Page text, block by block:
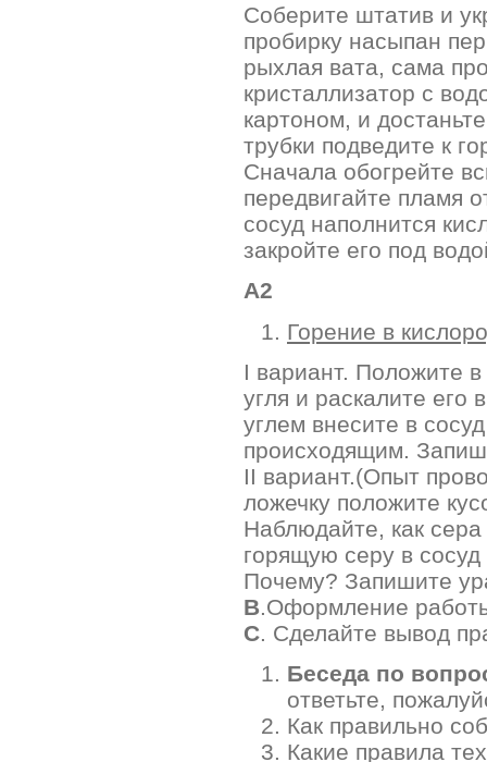
Соберите штатив и
пробирку насыпан
рыхлая вата, сама
кристаллизатор с
картоном, и
трубки подведите к
Сначала обогрейте
передвигайте пламя
сосуд наполнится
закройте его под
А2
Горение в
I вариант. Положите
угля и раскалите
углем внесите в
происходящим.
II вариант.(Опыт
ложечку положите
Наблюдайте, как
горящую серу в
Почему? Запишите
В.Оформление
С. Сделайте вывод
Беседа по
ответьте,
Как правильно
Какие правила